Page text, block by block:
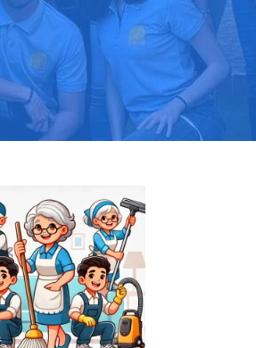
919 03 52 24
confían en nosotros
⭐⭐⭐⭐⭐